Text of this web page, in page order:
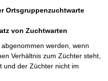
Ortsgruppenzuchtwarte
von Zuchtwarten
werden, wenn
Verhältnis zum Züchter steht,
und der Züchter nicht im